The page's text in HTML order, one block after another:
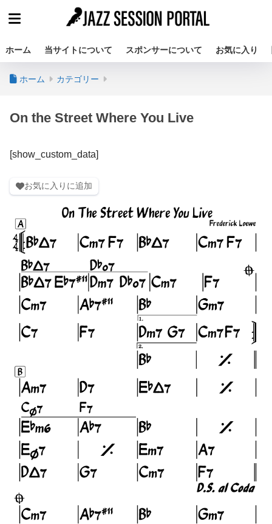
ホーム 当サイトについて スポンサーについて お気に入り
ホーム カテゴリー
On the Street Where You Live
[show_custom_data]
お気に入りに追加